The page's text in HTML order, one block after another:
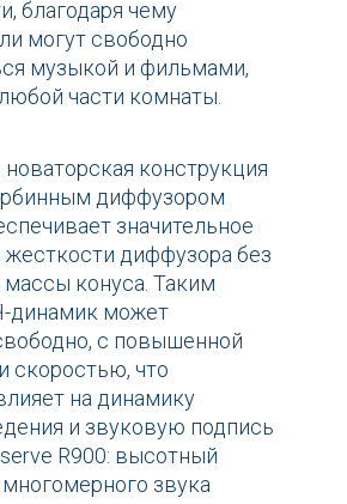
благодаря чему
могут свободно
музыкой и фильмами,
части комнаты.
конструкция
диффузором
значительное
жесткости диффузора без
массы конуса. Таким
динамик может
с повышенной
скоростью, что
на динамику
и звуковую подпись
R900: высотный
звука